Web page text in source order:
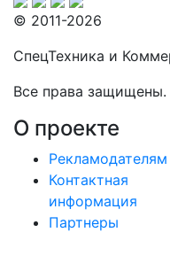
© 2011-2026
СпецТехника и
Все права защищены.
О проекте
Рекламодателям
Контактная
информация
Партнеры